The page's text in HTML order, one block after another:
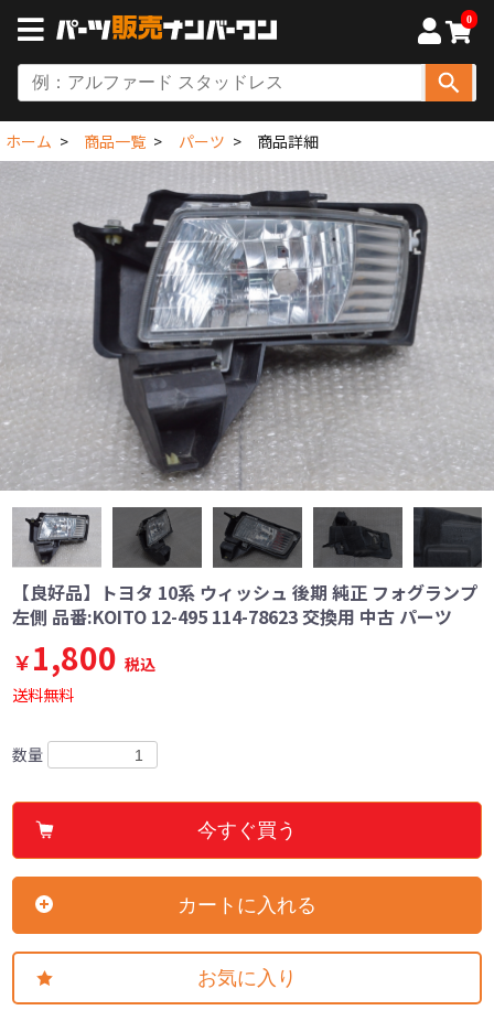
0
ホーム 商品一覧 パーツ 商品詳細
【良好品】トヨタ 10系 ウィッシュ 後期 純正 フォグランプ
左側 品番:KOITO 12-495 114-78623 交換用 中古 パーツ
￥1,800 税込
送料無料
数量
今すぐ買う
カートに入れる
お気に入り